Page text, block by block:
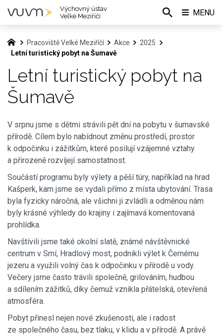
Pracoviště Velké Meziříčí Akce
2025
Letní turistický pobyt na Šumavě
Letní turistický pobyt na
Šumavě
V srpnu jsme s dětmi strávili pět dní na pobytu v šumavské
přírodě. Cílem bylo nabídnout změnu prostředí, prostor
k odpočinku i zážitkům, které posilují vzájemné vztahy
a přirozeně rozvíjejí samostatnost.
Součástí programu byly výlety a pěší túry, například na hrad
Kašperk, kam jsme se vydali přímo z místa ubytování. Trasa
byla fyzicky náročná, ale všichni ji zvládli a odměnou nám
byly krásné výhledy do krajiny i zajímavá komentovaná
prohlídka.
Navštívili jsme také okolní slatě, známé návštěvnické
centrum v Srní, Hradlový most, podnikli výlet k Černému
jezeru a využili volný čas k odpočinku v přírodě u vody.
Večery jsme často trávili společně, grilováním, hudbou
a sdílením zážitků, díky čemuž vznikla přátelská, otevřená
atmosféra.
Pobyt přinesl nejen nové zkušenosti, ale i radost
ze společného času, bez tlaku, v klidu a v přírodě. A právě
Výchovný ústav
Velké Meziříčí
MENU